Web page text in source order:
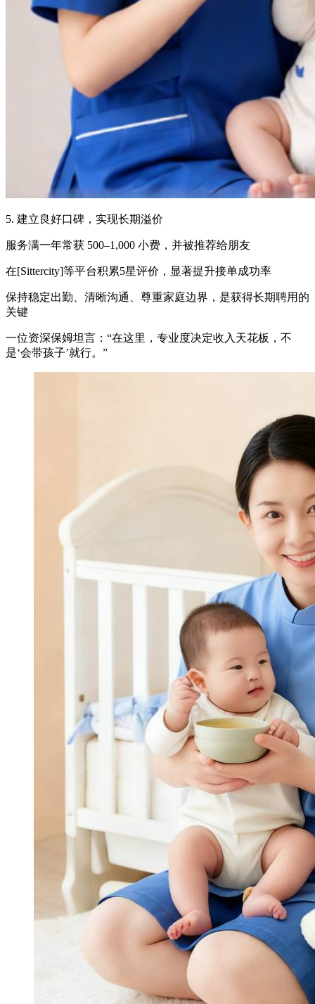
5. 建立良好口碑，实现长期溢价
服务满一年常获 500–1,000 小费，并被推荐给朋友
在[Sittercity]等平台积累5星评价，显著提升接单成功率
保持稳定出勤、清晰沟通、尊重家庭边界，是获得长期聘用的
关键
一位资深保姆坦言：“在这里，专业度决定收入天花板，不
是‘会带孩子’就行。”